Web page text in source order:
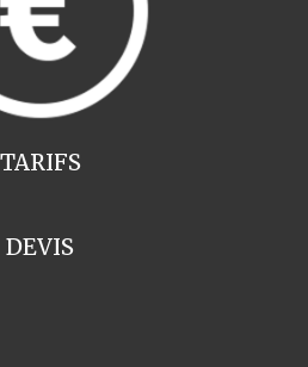
TARIFS
DEVIS